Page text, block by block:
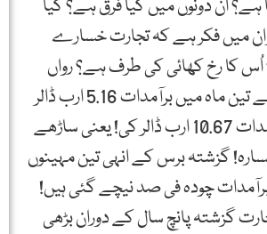
ان دونوں میں کیا فرق ہے؟ کیا
میں فکر ہے کہ تجارت خسارے
کا رخ کھائی کی طرف ہے؟ رواں
مالی سال کے پہلے تین ماہ میں برآمدات 5.16 ارب ڈالر
کی ہوئیں اور درآمدات 10.67 ارب ڈالر کی! یعنی ساڑھے
گزشتہ برس کے انہی تین مہینوں
چودہ فی صد نیچے گئی ہیں!
گزشتہ پانچ سال کے دوران بڑھی